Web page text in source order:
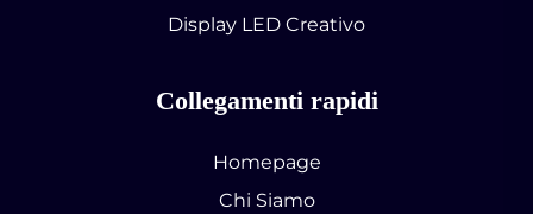
Display LED Creativo
Collegamenti rapidi
Homepage
Chi Siamo